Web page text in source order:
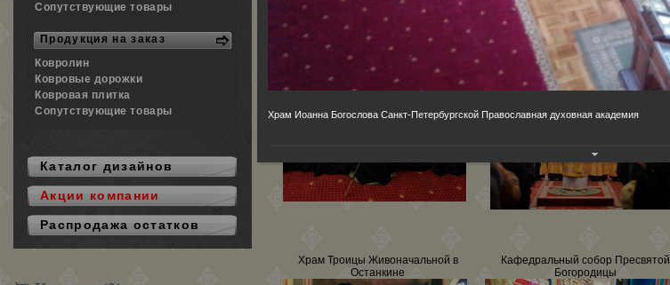
Сопутствующие товары
Продукция на заказ
Ковролин
Ковровые дорожки
Ковровая плитка
Сопутствующие товары
Каталог дизайнов
Акции компании
Распродажа остатков
Богоявленский собор г.Ногинск
Храм Димитрия Солунского на
Благуше
Храм Троицы Живоначальной в
Останкине
Кафедральный собор Пресвятой
Богородицы
Храм Иоанна Богослова Санкт-Петербургской Православная духовная академия